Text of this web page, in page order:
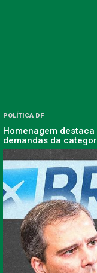
POLÍTICA DF
Homenagem
demandas da